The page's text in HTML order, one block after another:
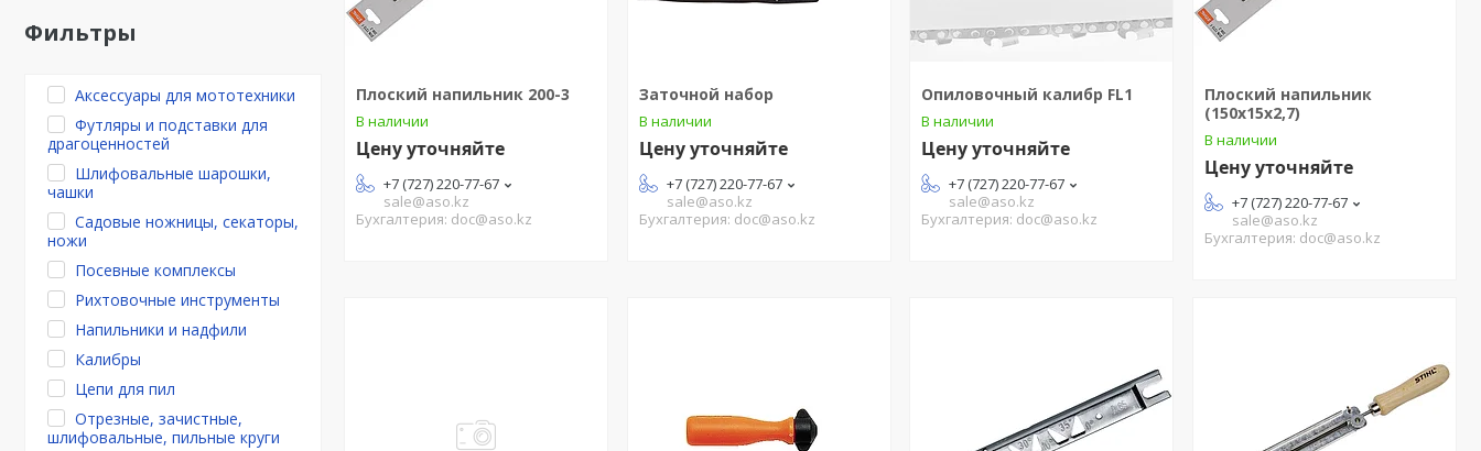
Фильтры
Аксессуары для мототехники
Футляры и подставки для
драгоценностей
Шлифовальные шарошки,
чашки
Садовые ножницы, секаторы,
ножи
Посевные комплексы
Рихтовочные инструменты
Напильники и надфили
Калибры
Цепи для пил
Отрезные, зачистные,
шлифовальные, пильные круги
Плоский напильник 200-3
В наличии
Цену уточняйте
+7 (727) 220-77-67
sale@aso.kz
Бухгалтерия: doc@aso.kz
Заточной набор
В наличии
Цену уточняйте
+7 (727) 220-77-67
sale@aso.kz
Бухгалтерия: doc@aso.kz
Опиловочный калибр FL1
В наличии
Цену уточняйте
+7 (727) 220-77-67
sale@aso.kz
Бухгалтерия: doc@aso.kz
Плоский напильник
(150х15х2,7)
В наличии
Цену уточняйте
+7 (727) 220-77-67
sale@aso.kz
Бухгалтерия: doc@aso.kz